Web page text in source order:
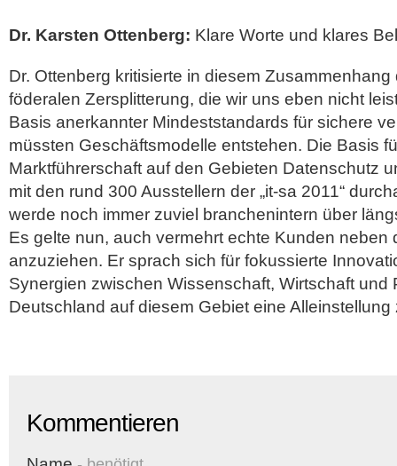
Dr. Karsten Ottenberg: Klare Worte und klares
Dr. Ottenberg kritisierte in diesem Zusammenhang
föderalen Zersplitterung, die wir uns eben nicht
Basis anerkannter Mindeststandards für sichere
müssten Geschäftsmodelle entstehen. Die Basis
Marktführerschaft auf den Gebieten Datenschutz
mit den rund 300 Ausstellern der „it-sa 2011“
werde noch immer zuviel branchenintern über
Es gelte nun, auch vermehrt echte Kunden neben
anzuziehen. Er sprach sich für fokussierte
Synergien zwischen Wissenschaft, Wirtschaft und
Deutschland auf diesem Gebiet eine
Kommentieren